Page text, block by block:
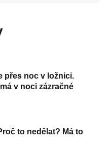
přes noc v ložnici.
v noci zázračné
to nedělat? Má to